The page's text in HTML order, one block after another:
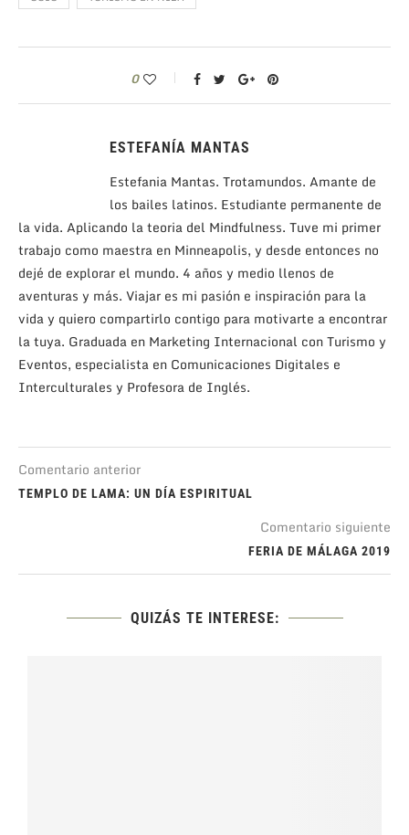
0
ESTEFANÍA MANTAS
Estefania Mantas. Trotamundos. Amante de
los bailes latinos. Estudiante permanente de
la vida. Aplicando la teoria del Mindfulness. Tuve mi primer
trabajo como maestra en Minneapolis, y desde entonces no
dejé de explorar el mundo. 4 años y medio llenos de
aventuras y más. Viajar es mi pasión e inspiración para la
vida y quiero compartirlo contigo para motivarte a encontrar
la tuya. Graduada en Marketing Internacional con Turismo y
Eventos, especialista en Comunicaciones Digitales e
Interculturales y Profesora de Inglés.
Comentario anterior
TEMPLO DE LAMA: UN DÍA ESPIRITUAL
Comentario siguiente
FERIA DE MÁLAGA 2019
QUIZÁS TE INTERESE: